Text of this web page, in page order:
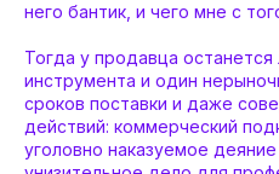
него бантик, и чего мне с
Тогда у продавца
инструмента и один
сроков поставки и даже
действий: коммерческий
уголовно наказуемое